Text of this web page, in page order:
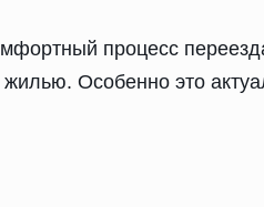
процесс
Особенно это